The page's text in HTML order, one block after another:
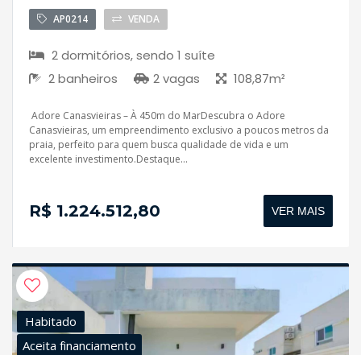
AP0214 VENDA
2 dormitórios, sendo 1 suíte
2 banheiros
2 vagas 108,87m²
Adore Canasvieiras – À 450m do MarDescubra o Adore
Canasvieiras, um empreendimento exclusivo a poucos metros da
praia, perfeito para quem busca qualidade de vida e um
excelente investimento.Destaque...
R$ 1.224.512,80 VER MAIS
Habitado
Aceita financiamento